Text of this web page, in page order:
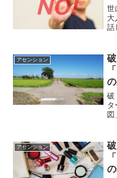
世
大
話
な
アセンション
破
タ
画
い
アセンション